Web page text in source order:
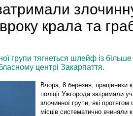
крала та
групи тягнеться шлейф із більше
центрі Закарпаття.
Вчора, 8 березня, працівники
поліції Ужгорода затримали
злочинної групи, які протягом
місців систематично вчиняли